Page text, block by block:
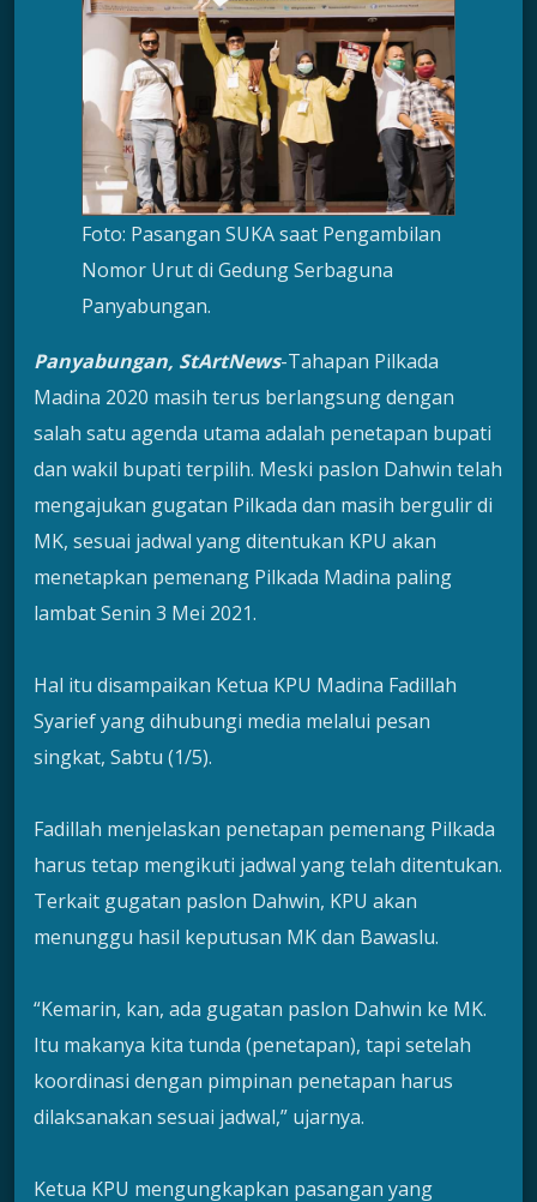
Foto: Pasangan SUKA saat Pengambilan
Nomor Urut di Gedung Serbaguna
Panyabungan.
Panyabungan, StArtNews-Tahapan Pilkada
Madina 2020 masih terus berlangsung dengan
salah satu agenda utama adalah penetapan bupati
dan wakil bupati terpilih. Meski paslon Dahwin telah
mengajukan gugatan Pilkada dan masih bergulir di
MK, sesuai jadwal yang ditentukan KPU akan
menetapkan pemenang Pilkada Madina paling
lambat Senin 3 Mei 2021.
Hal itu disampaikan Ketua KPU Madina Fadillah
Syarief yang dihubungi media melalui pesan
singkat, Sabtu (1/5).
Fadillah menjelaskan penetapan pemenang Pilkada
harus tetap mengikuti jadwal yang telah ditentukan.
Terkait gugatan paslon Dahwin, KPU akan
menunggu hasil keputusan MK dan Bawaslu.
“Kemarin, kan, ada gugatan paslon Dahwin ke MK.
Itu makanya kita tunda (penetapan), tapi setelah
koordinasi dengan pimpinan penetapan harus
dilaksanakan sesuai jadwal,” ujarnya.
Ketua KPU mengungkapkan pasangan yang